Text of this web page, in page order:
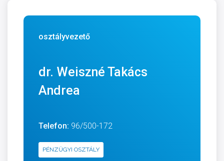
osztályvezető
dr. Weiszné Takács
Andrea
Telefon: 96/500-172
PÉNZÜGYI OSZTÁLY